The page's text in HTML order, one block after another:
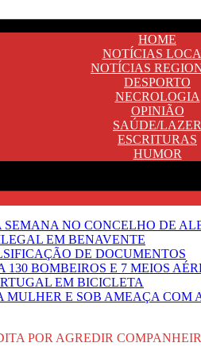
HOME
NOTÍCIAS
NOTÍCIAS
DESPORTO
NECROLOGIA
OPINIÃO
SAÚDE/LAZER
ESCRITURAS
HUMOR
NO CONCELHO DE
EM BENAVENTE
DE DOCUMENTOS
BOMBEIROS E 7 MEIOS
EM BICICLETA
E SOB AMEAÇA COM
POR AGREDIR